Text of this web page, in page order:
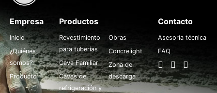
Empresa
Inicio
¿Quiénes
somos?
Producto
Productos
Revestimiento
para tuberías
Cava Familiar
Cavas de
refrigeración y
Obras
Concrelight
Zona de
descarga
Contacto
Asesoría técnica
FAQ